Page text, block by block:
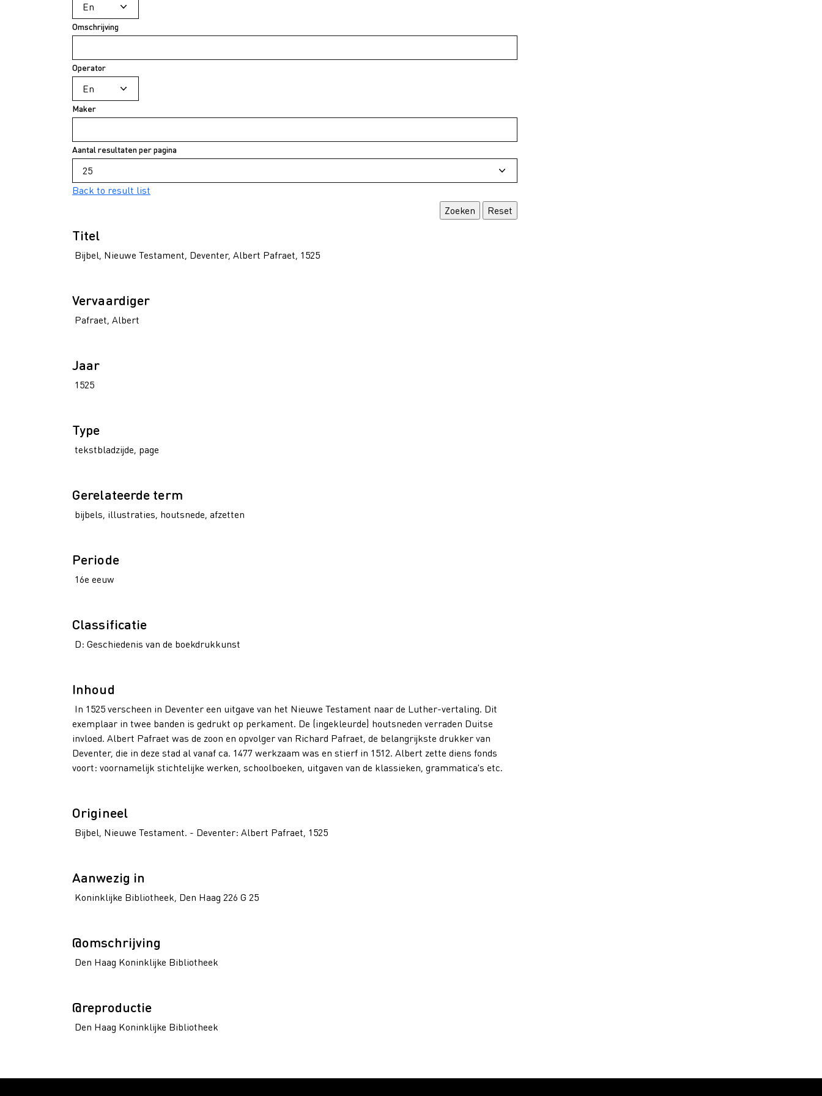
Omschrijving
Operator
Maker
Aantal resultaten per pagina
Back to result list
Titel
Bijbel, Nieuwe Testament, Deventer, Albert Pafraet, 1525
Vervaardiger
Pafraet, Albert
Jaar
1525
Type
tekstbladzijde, page
Gerelateerde term
bijbels, illustraties, houtsnede, afzetten
Periode
16e eeuw
Classificatie
D: Geschiedenis van de boekdrukkunst
Inhoud
In 1525 verscheen in Deventer een uitgave van het Nieuwe Testament naar de Luther-vertaling. Dit
exemplaar in twee banden is gedrukt op perkament. De (ingekleurde) houtsneden verraden Duitse
invloed. Albert Pafraet was de zoon en opvolger van Richard Pafraet, de belangrijkste drukker van
Deventer, die in deze stad al vanaf ca. 1477 werkzaam was en stierf in 1512. Albert zette diens fonds
voort: voornamelijk stichtelijke werken, schoolboeken, uitgaven van de klassieken, grammatica's etc.
Origineel
Bijbel, Nieuwe Testament. - Deventer: Albert Pafraet, 1525
Aanwezig in
Koninklijke Bibliotheek, Den Haag 226 G 25
@omschrijving
Den Haag Koninklijke Bibliotheek
@reproductie
Den Haag Koninklijke Bibliotheek